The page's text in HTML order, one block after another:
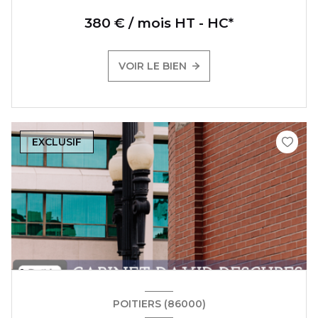
380 € / mois HT - HC*
VOIR LE BIEN
EXCLUSIF
POITIERS (86000)